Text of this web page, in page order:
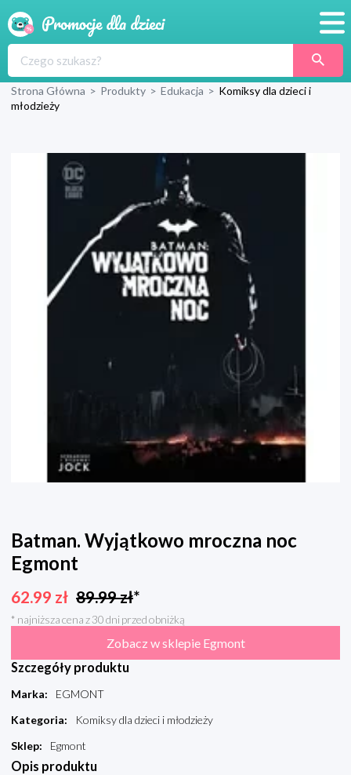
Produkty
Blog
Wyprawka
Strona Główna > Produkty > Edukacja > Komiksy dla dzieci i
młodzieży
Batman. Wyjątkowo mroczna noc
Egmont
62.99 zł 89.99zł*
* najniższa cena z 30 dni przed obniżką
Zobacz w sklepie Egmont
Szczegóły produktu
Marka:
EGMONT
Kategoria:
Komiksy dla dzieci i młodzieży
Sklep: Egmont
Opis produktu